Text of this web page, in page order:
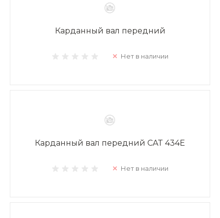
Карданный вал передний
Нет в наличии
Карданный вал передний CAT 434E
Нет в наличии